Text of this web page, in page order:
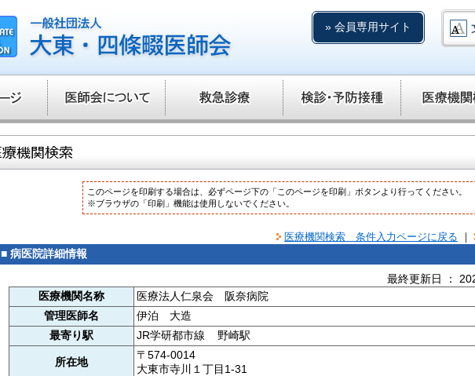
» 会員専用サイト
このページを印刷する場合は、必ずページ下の「このページを印刷」ボタンより行ってください。
※ブラウザの「印刷」機能は使用しないでください。
医療機関検索 条件入力ページに戻る ｜
■ 病医院詳細情報
最終更新日 ：
医療機関名称
医療法人仁泉会 阪奈病院
管理医師名
伊泊 大造
最寄り駅
JR学研都市線 野崎駅
所在地
〒574-0014
大東市寺川１丁目1-31